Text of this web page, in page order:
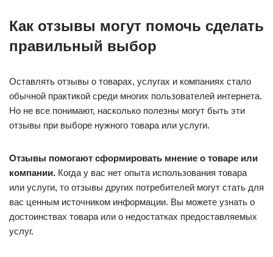
Как отзывы могут помочь сделать
правильный выбор
Оставлять отзывы о товарах, услугах и компаниях стало
обычной практикой среди многих пользователей интернета.
Но не все понимают, насколько полезны могут быть эти
отзывы при выборе нужного товара или услуги.
Отзывы помогают сформировать мнение о товаре или
компании. Когда у вас нет опыта использования товара
или услуги, то отзывы других потребителей могут стать для
вас ценным источником информации. Вы можете узнать о
достоинствах товара или о недостатках предоставляемых
услуг.